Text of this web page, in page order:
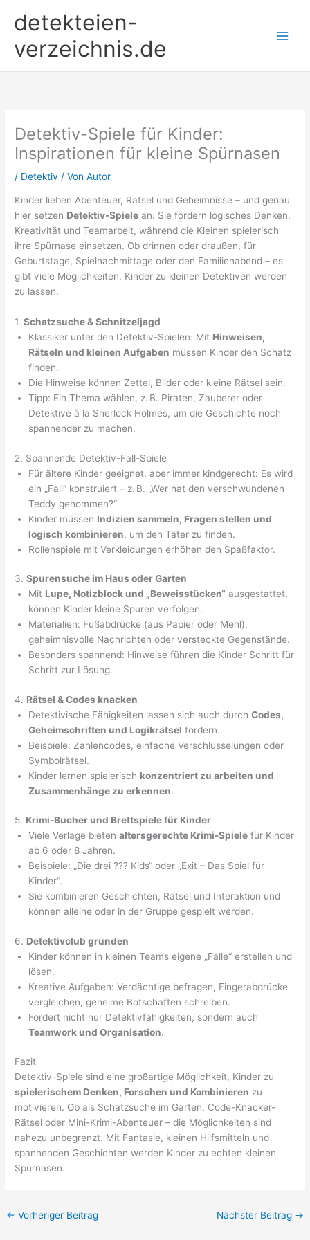
Inhaltdetekteien-
verzeichnis.de
Detektiv-Spiele für Kinder:
Inspirationen für kleine Spürnasen
/ Detektiv / VonAutor
Kinder lieben Abenteuer, Rätsel und Geheimnisse – und genau
hier setzen Detektiv-Spiele an. Sie fördern logisches Denken,
Kreativität und Teamarbeit, während die Kleinen spielerisch
ihre Spürnase einsetzen. Ob drinnen oder draußen, für
Geburtstage, Spielnachmittage oder den Familienabend – es
gibt viele Möglichkeiten, Kinder zu kleinen Detektiven werden
zu lassen.
1.Schatzsuche & Schnitzeljagd
Klassiker unter den Detektiv-Spielen: Mit Hinweisen,
Rätseln und kleinen Aufgaben müssen Kinder den Schatz
finden.
Die Hinweise können Zettel, Bilder oder kleine Rätsel sein.
Tipp: Ein Thema wählen, z. B. Piraten, Zauberer oder
Detektive à la Sherlock Holmes, um die Geschichte noch
spannender zu machen.
2. Spannende Detektiv-Fall-Spiele
Für ältere Kinder geeignet, aber immer kindgerecht: Es wird
ein „Fall“ konstruiert – z. B. „Wer hat den verschwundenen
Teddy genommen?“
Kinder müssen Indizien sammeln, Fragen stellen und
logisch kombinieren, um den Täter zu finden.
Rollenspiele mit Verkleidungen erhöhen den Spaßfaktor.
3.Spurensuche im Haus oder Garten
Mit Lupe, Notizblock und „Beweisstücken“ ausgestattet,
können Kinder kleine Spuren verfolgen.
Materialien: Fußabdrücke (aus Papier oder Mehl),
geheimnisvolle Nachrichten oder versteckte Gegenstände.
Besonders spannend: Hinweise führen die Kinder Schritt für
Schritt zur Lösung.
4. Rätsel & Codes knacken
Detektivische Fähigkeiten lassen sich auch durchCodes,
Geheimschriften und Logikrätsel fördern.
Beispiele: Zahlencodes, einfache Verschlüsselungen oder
Symbolrätsel.
Kinder lernen spielerisch konzentriert zu arbeiten und
Zusammenhänge zu erkennen.
5. Krimi-Bücher und Brettspiele für Kinder
Viele Verlage bietenaltersgerechte Krimi-Spiele für Kinder
ab 6 oder 8 Jahren.
Beispiele: „Die drei ??? Kids“ oder „Exit – Das Spiel für
Kinder“.
Sie kombinieren Geschichten, Rätsel und Interaktion und
können alleine oder in der Gruppe gespielt werden.
6. Detektivclub gründen
Kinder können in kleinen Teams eigene „Fälle“ erstellen und
lösen.
Kreative Aufgaben: Verdächtige befragen, Fingerabdrücke
vergleichen, geheime Botschaften schreiben.
Fördert nicht nur Detektivfähigkeiten, sondern auch
Teamwork und Organisation.
Fazit
Detektiv-Spiele sind eine großartige Möglichkeit, Kinder zu
spielerischem Denken, Forschen und Kombinieren zu
motivieren. Ob als Schatzsuche im Garten, Code-Knacker-
Rätsel oder Mini-Krimi-Abenteuer – die Möglichkeiten sind
nahezu unbegrenzt. Mit Fantasie, kleinen Hilfsmitteln und
spannenden Geschichten werden Kinder zu echten kleinen
Spürnasen.
← Vorheriger Beitrag Nächster Beitrag →